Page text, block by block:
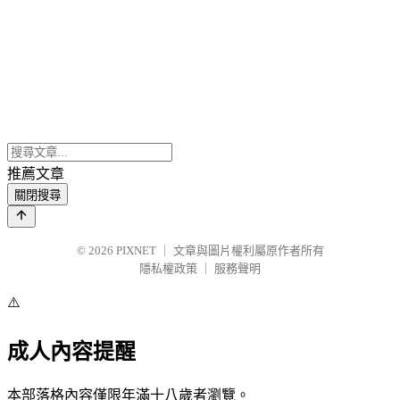
推薦文章
關閉搜尋
© 2026 PIXNET
文章與圖片權利屬原作者所有
隱私權政策
服務聲明
⚠️
成人內容提醒
本部落格內容僅限年滿十八歲者瀏覽。